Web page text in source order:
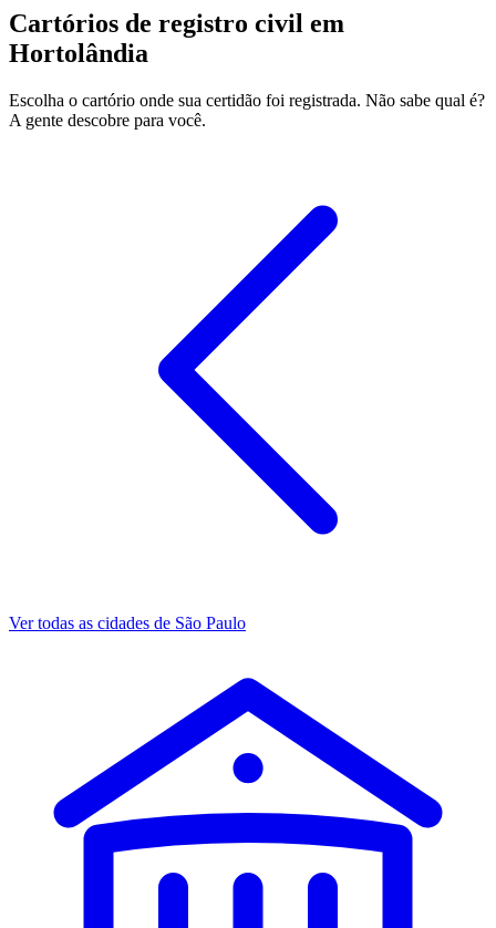
Cartórios de registro civil em
Hortolândia
Escolha o cartório onde sua certidão foi registrada. Não sabe qual é?
A gente descobre para você.
Ver todas as cidades de São Paulo